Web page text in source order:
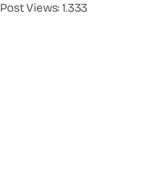
Post Views:1.333